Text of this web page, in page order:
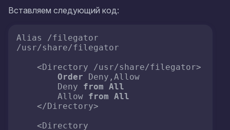
Вставляем следующий код:
Alias /filegator
/usr/share/filegator
Order Deny,Allow
        Deny
from All
        Allow
from All